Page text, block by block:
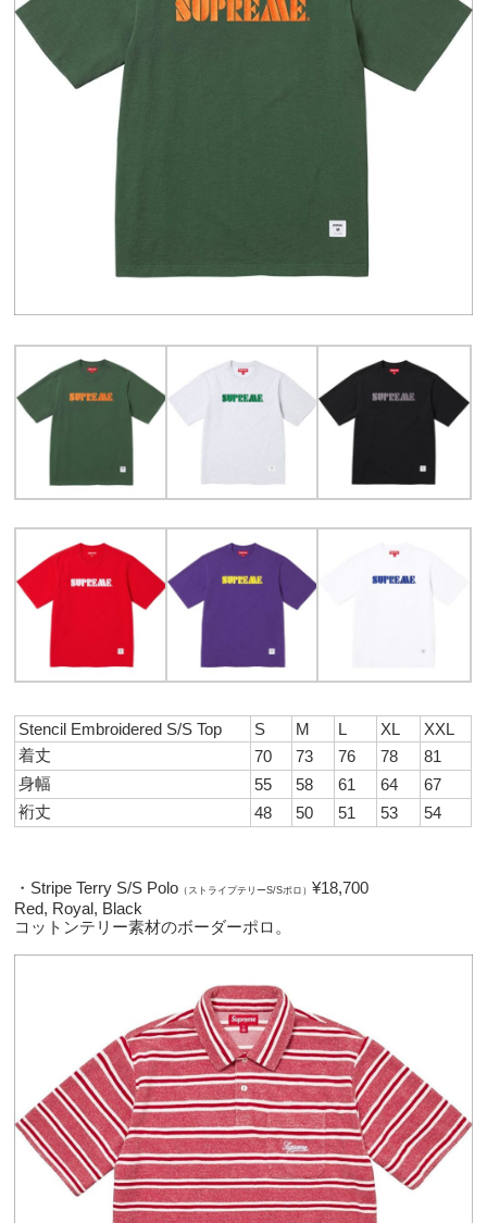
Stencil Embroidered S/S Top S M L XL
XXL
着丈
70 73 76 78
81
身幅
55 58 61 64
67
裄丈
48 50 51 53 54
・Stripe Terry S/S Polo （ストライプテリーS/Sポロ）¥18,700
Red, Royal, Black
コットンテリー素材のボーダーポロ。